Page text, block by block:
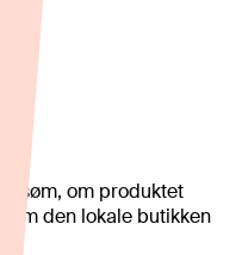
om produktet
om den lokale butikken